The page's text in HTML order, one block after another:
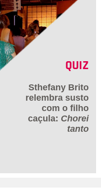
QUIZ
Sthefany Brito
relembra susto
com o filho
caçula: Chorei
tanto